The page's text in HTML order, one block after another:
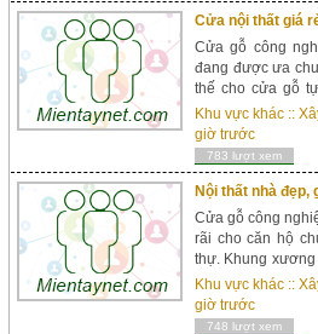
Cửa nội thất giá
Cửa gỗ công
đang được ưa
thế cho cửa gỗ
âm tốt, đã qua xử
ngót, mẫu mã màu
Khu vực khác ::
giờ trước
783 lượt xem
Nội thất nhà
Cửa gỗ công
rãi cho căn hộ
thự. Khung
mặt là 2 tấm
hoàn thiện. -Ưu
không cong ...
Khu vực khác ::
giờ trước
748 lượt xem